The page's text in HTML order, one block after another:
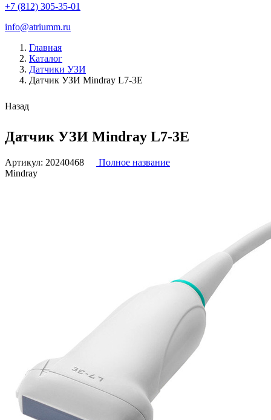
+7 (812) 305-35-01
info@atriumm.ru
Главная
Каталог
Датчики УЗИ
Датчик УЗИ Mindray L7-3E
Назад
Датчик УЗИ Mindray L7-3E
Артикул: 20240468
Полное название
Mindray